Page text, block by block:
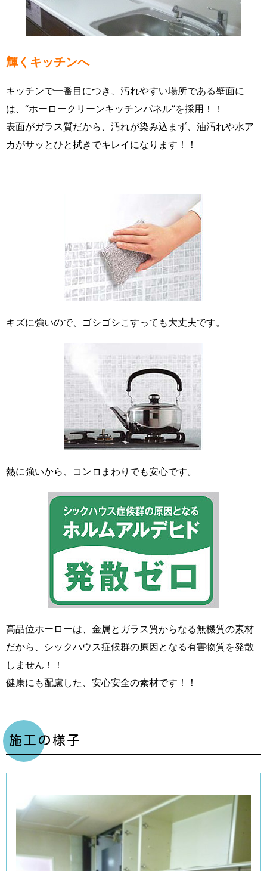
輝くキッチンへ
キッチンで一番目につき、汚れやすい場所である壁面に
は、“ホーロークリーンキッチンパネル”を採用！！
表面がガラス質だから、汚れが染み込まず、油汚れや水ア
カがサッとひと拭きでキレイになります！！
キズに強いので、ゴシゴシこすっても大丈夫です。
熱に強いから、コンロまわりでも安心です。
高品位ホーローは、金属とガラス質からなる無機質の素材
だから、シックハウス症候群の原因となる有害物質を発散
しません！！
健康にも配慮した、安心安全の素材です！！
施工の様子